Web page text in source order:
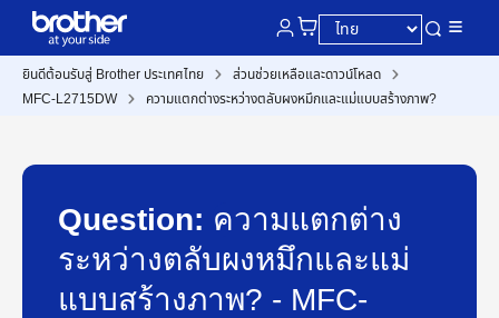
ยินดีต้อนรับสู่ Brother ประเทศไทย
ส่วนช่วยเหลือและดาวน์โหลด
MFC-L2715DW
ความแตกต่างระหว่างตลับผงหมึกและแม่แบบสร้างภาพ?
Question: ความแตกต่าง
ระหว่างตลับผงหมึกและแม่
แบบสร้างภาพ? - MFC-